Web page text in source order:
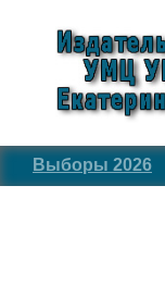
Выборы 2026